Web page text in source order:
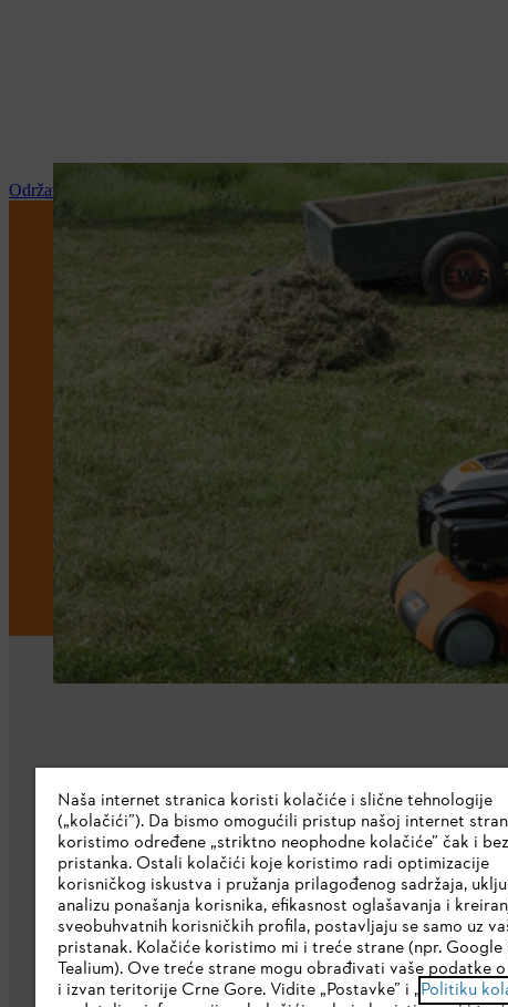
Održavanje i popravka
SA
O nama
Preuzmite katalog
STIHL Etička linija
Korporativna stranica
Naša internet stranica koristi kolačiće i slične tehnologije
(„kolačići”). Da bismo omogućili pristup našoj internet
koristimo određene „striktno neophodne kolačiće” čak i
pristanka. Ostali kolačići koje koristimo radi optimizacije
korisničkog iskustva i pružanja prilagođenog sadržaja,
analizu ponašanja korisnika, efikasnost oglašavanja i
sveobuhvatnih korisničkih profila, postavljaju se samo uz
pristanak. Kolačiće koristimo mi i treće strane (npr. Google
Tealium). Ove treće strane mogu obrađivati vaše podatke
i izvan teritorije Crne Gore. Vidite „Postavke” i „Politiku